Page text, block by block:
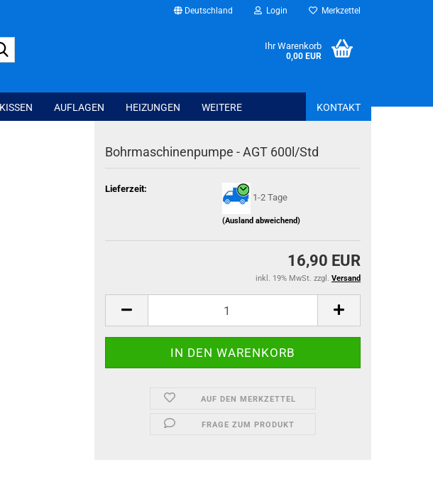
Deutschland Login Merkzettel
Ihr Warenkorb
0,00 EUR
AUFLAGEN HEIZUNGEN KONTAKT
WEITERE
Haus - Freizeit - Garten anzeigen
Garten-Zubehör
Bohrmaschinenpumpe - AGT 600l/Std
Lieferzeit:
1-2 Tage
(Ausland abweichend)
16,90 EUR
inkl. 19% MwSt. zzgl. Versand
AUF DEN MERKZETTEL
FRAGE ZUM PRODUKT